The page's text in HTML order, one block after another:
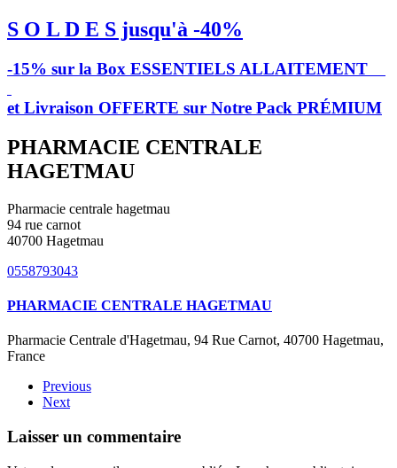
S O L D E S jusqu'à -40%
-15% sur la Box ESSENTIELS ALLAITEMENT
et Livraison OFFERTE sur Notre Pack PRÉMIUM
PHARMACIE CENTRALE
HAGETMAU
Pharmacie centrale hagetmau
94 rue carnot
40700 Hagetmau
0558793043
PHARMACIE CENTRALE HAGETMAU
Pharmacie Centrale d'Hagetmau, 94 Rue Carnot, 40700 Hagetmau,
France
Previous
Next
Laisser un commentaire